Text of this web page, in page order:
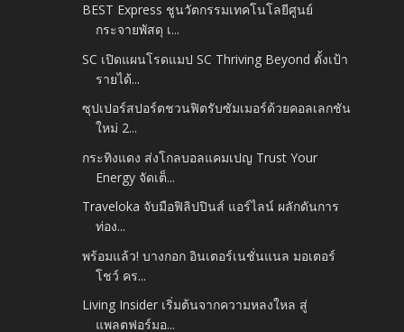
BEST Express ชูนวัตกรรมเทคโนโลยีศูนย์
กระจายพัสดุ เ...
SC เปิดแผนโรดแมป SC Thriving Beyond ตั้งเป้า
รายได้...
ซุปเปอร์สปอร์ตชวนฟิตรับซัมเมอร์ด้วยคอลเลกชัน
ใหม่ 2...
กระทิงแดง ส่งโกลบอลแคมเปญ Trust Your
Energy จัดเต็...
Traveloka จับมือฟิลิปปินส์ แอร์ไลน์ ผลักดันการ
ท่อง...
พร้อมแล้ว! บางกอก อินเตอร์เนชั่นแนล มอเตอร์
โชว์ คร...
Living Insider เริ่มต้นจากความหลงใหล สู่
แพลตฟอร์มอ...